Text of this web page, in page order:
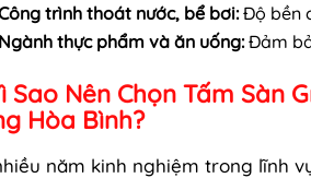
trình thoát nước, bể bơi:Độ bền
Ngành thực phẩm và ăn uống:Đảm
Sao Nên Chọn Tấm Sàn
Hòa Bình?
năm kinh nghiệm trong lĩnh